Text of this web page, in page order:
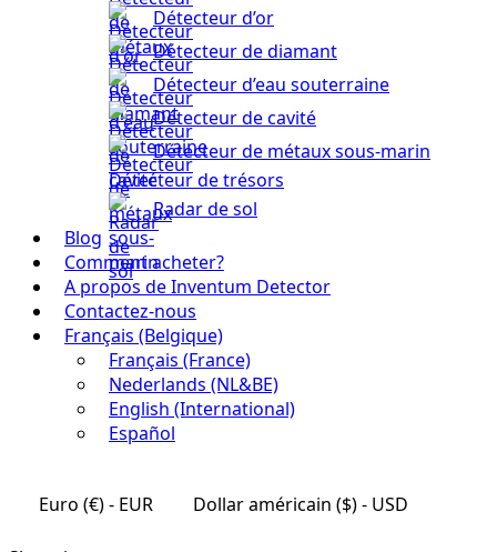
Détecteur d’or
Détecteur de diamant
Détecteur d’eau souterraine
Détecteur de cavité
Détecteur de métaux sous-marin
Détecteur de trésors
Radar de sol
Blog
Comment acheter?
A propos de Inventum Detector
Contactez-nous
Français (Belgique)
Français (France)
Nederlands (NL&BE)
English (International)
Español
Euro (€) - EUR Dollar américain ($) - USD